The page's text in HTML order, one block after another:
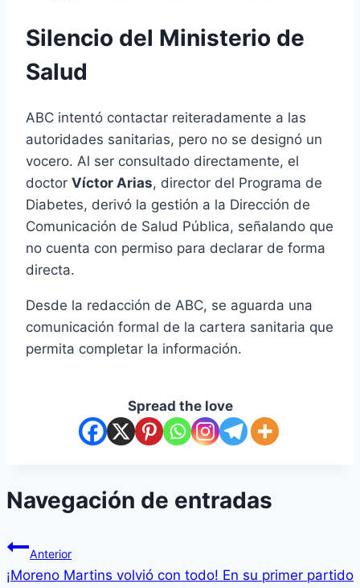
Silencio del Ministerio de
Salud
ABC intentó contactar reiteradamente a las
autoridades sanitarias, pero no se designó un
vocero. Al ser consultado directamente, el
doctor Víctor Arias, director del Programa de
Diabetes, derivó la gestión a la Dirección de
Comunicación de Salud Pública, señalando que
no cuenta con permiso para declarar de forma
directa.
Desde la redacción de ABC, se aguarda una
comunicación formal de la cartera sanitaria que
permita completar la información.
Spread the love
Navegación de entradas
Anterior
¡Moreno Martins volvió con todo! En su primer partido